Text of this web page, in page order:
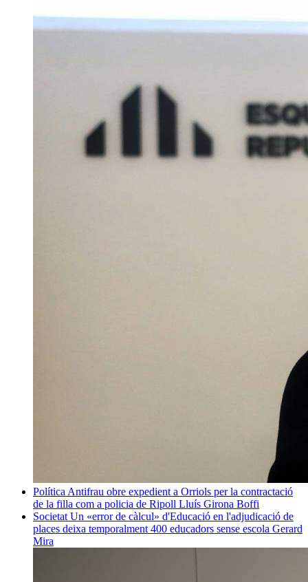
Política Antifrau obre expedient a Orriols per la contractació
de la filla com a policia de Ripoll Lluís Girona Boffi
Societat Un «error de càlcul» d'Educació en l'adjudicació de
places deixa temporalment 400 educadors sense escola Gerard
Mira